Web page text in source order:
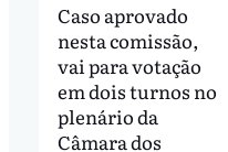
Caso aprovado
nesta comissão,
vai para votação
em dois turnos no
plenário da
Câmara dos